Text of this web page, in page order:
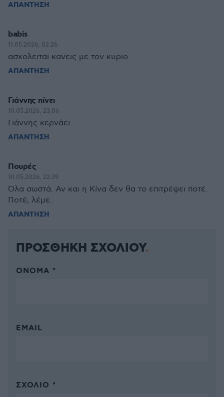
ΑΠΑΝΤΗΣΗ
babis
11.05.2026, 02:26
ασχολειται κανεις με τον κυριο
ΑΠΑΝΤΗΣΗ
Γιάννης πίνει
10.05.2026, 23:06
Γιάννης κερνάει...
ΑΠΑΝΤΗΣΗ
Πουρές
10.05.2026, 22:39
Όλα σωστά. Αν και η Κίνα δεν θα το επιτρέψει ποτέ.
Ποτέ, λέμε.
ΑΠΑΝΤΗΣΗ
ΠΡΟΣΘΗΚΗ ΣΧΟΛΙΟΥ
ΌΝΟΜΑ *
EMAIL
ΣΧΌΛΙΟ *